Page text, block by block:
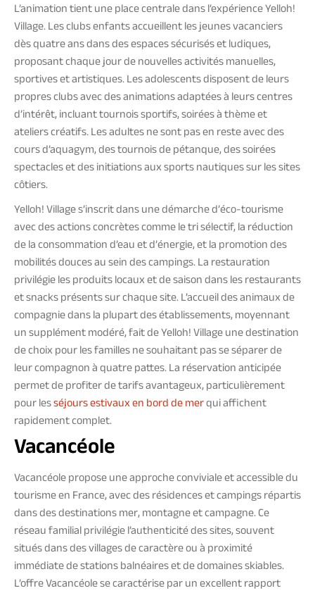
L’animation tient une place centrale dans l’expérience Yelloh!
Village. Les clubs enfants accueillent les jeunes vacanciers
dès quatre ans dans des espaces sécurisés et ludiques,
proposant chaque jour de nouvelles activités manuelles,
sportives et artistiques. Les adolescents disposent de leurs
propres clubs avec des animations adaptées à leurs centres
d’intérêt, incluant tournois sportifs, soirées à thème et
ateliers créatifs. Les adultes ne sont pas en reste avec des
cours d’aquagym, des tournois de pétanque, des soirées
spectacles et des initiations aux sports nautiques sur les sites
côtiers.
Yelloh! Village s’inscrit dans une démarche d’éco-tourisme
avec des actions concrètes comme le tri sélectif, la réduction
de la consommation d’eau et d’énergie, et la promotion des
mobilités douces au sein des campings. La restauration
privilégie les produits locaux et de saison dans les restaurants
et snacks présents sur chaque site. L’accueil des animaux de
compagnie dans la plupart des établissements, moyennant
un supplément modéré, fait de Yelloh! Village une destination
de choix pour les familles ne souhaitant pas se séparer de
leur compagnon à quatre pattes. La réservation anticipée
permet de profiter de tarifs avantageux, particulièrement
pour lesséjours estivaux en bord de merqui affichent
rapidement complet.
Vacancéole
Vacancéole propose une approche conviviale et accessible du
tourisme en France, avec des résidences et campings répartis
dans des destinations mer, montagne et campagne. Ce
réseau familial privilégie l’authenticité des sites, souvent
situés dans des villages de caractère ou à proximité
immédiate de stations balnéaires et de domaines skiables.
L’offre Vacancéole se caractérise par un excellent rapport